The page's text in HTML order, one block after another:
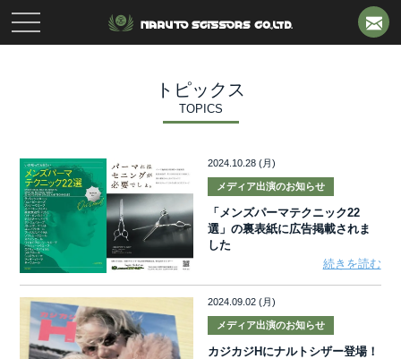
toggle
navigation
トピックス
TOPICS
2024.10.28 (月)
メディア出演のお知らせ
「メンズパーマテクニック22
選」の裏表紙に広告掲載されま
した
続きを読む
2024.09.02 (月)
メディア出演のお知らせ
カジカジHにナルトシザー登場！